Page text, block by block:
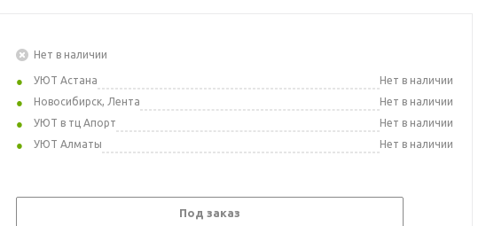
Нет в наличии
УЮТ Астана
Нет в наличии
Новосибирск, Лента
Нет в наличии
УЮТ в тц Апорт
Нет в наличии
УЮТ Алматы
Нет в наличии
Под заказ